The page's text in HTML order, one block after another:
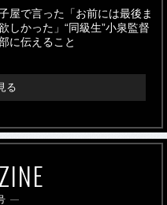
屋で言った「お前には最後ま
しかった」“同級生”小泉監督
に伝えること
る